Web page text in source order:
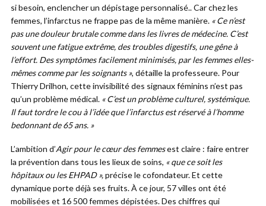
si besoin, enclencher un dépistage personnalisé.. Car chez les
femmes, l’infarctus ne frappe pas de la même manière. « Ce n’est
pas une douleur brutale comme dans les livres de médecine. C’est
souvent une fatigue extrême, des troubles digestifs, une gêne à
l’effort. Des symptômes facilement minimisés, par les femmes elles-
mêmes comme par les soignants », détaille la professeure. Pour
Thierry Drilhon, cette invisibilité des signaux féminins n’est pas
qu’un problème médical. « C’est un problème culturel, systémique.
Il faut tordre le cou à l’idée que l’infarctus est réservé à l’homme
bedonnant de 65 ans. »
L’ambition d’Agir pour le cœur des femmesest claire : faire entrer
la prévention dans tous les lieux de soins, « que ce soit les
hôpitaux ou les EHPAD »,précise le cofondateur. Et cette
dynamique porte déjà ses fruits. À ce jour, 57 villes ont été
mobilisées et 16 500 femmes dépistées. Des chiffres qui